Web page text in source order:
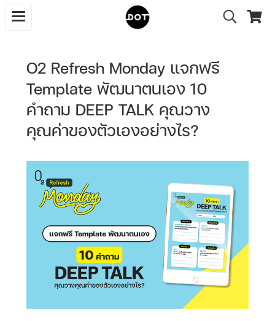
O2 Refresh Monday แจกฟรี
Template พัฒนาตนเอง 10
คำถาม DEEP TALK คุณวาง
คุณค่าของตัวเองอย่างไร?